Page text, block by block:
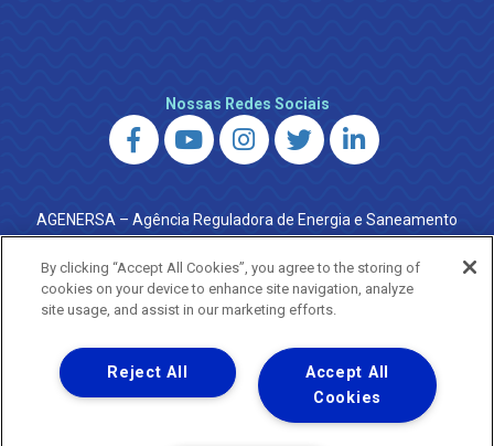
Nossas Redes Sociais
AGENERSA – Agência Reguladora de Energia e Saneamento
do Estado do Rio de Janeiro
0800 024 9040 · (21) 2332-6457 (WhatsApp) ·
ouvidoria@agenersa.rj.gov.br/ouvidoria.agenersa@gmail.com
·http://www.agenersa.rj.gov.br
Uma empresa
Copyright ® 2026 - Todos os Direitos Reservados.
By clicking “Accept All Cookies”, you agree to the storing of
cookies on your device to enhance site navigation, analyze
site usage, and assist in our marketing efforts.
Accept All
Cookies
Reject All